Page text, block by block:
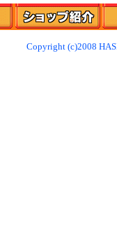
Copyright (c)2008